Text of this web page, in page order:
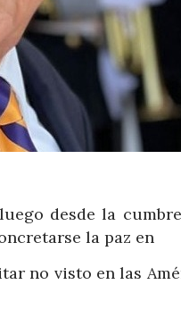
desde la
la paz en
no visto en las